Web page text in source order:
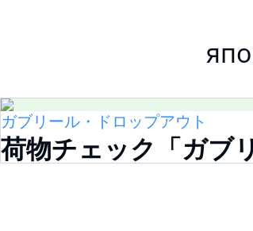
ガブリール・ドロップアウト
荷物チェック「ガブ